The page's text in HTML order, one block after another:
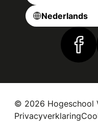
Nederlands
Vind
© 2026 Hogeschool
Privacyverklaring